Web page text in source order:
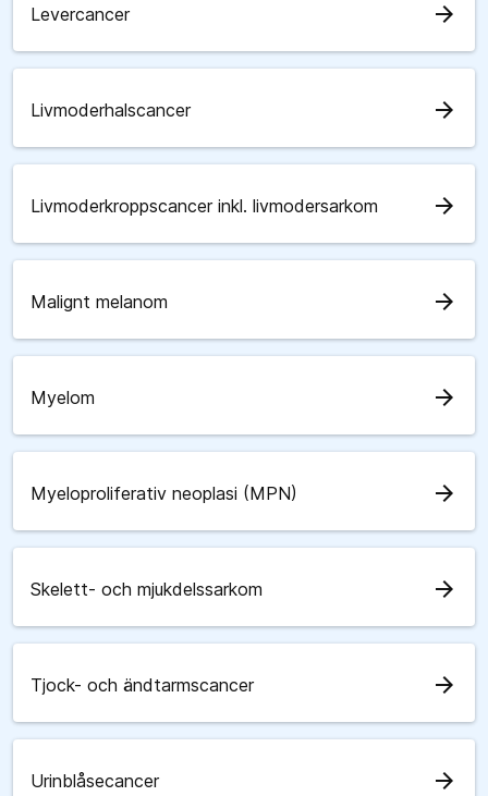
Levercancer arrow_forward
Livmoderhalscancer arrow_forward
Livmoderkroppscancer inkl. livmodersarkom arrow_forward
Malignt melanom arrow_forward
Myelom arrow_forward
Myeloproliferativ neoplasi (MPN) arrow_forward
Skelett- och mjukdelssarkom arrow_forward
Tjock- och ändtarmscancer arrow_forward
Urinblåsecancer arrow_forward